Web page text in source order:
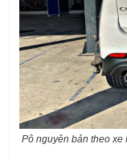
Pô nguyên bản theo xe